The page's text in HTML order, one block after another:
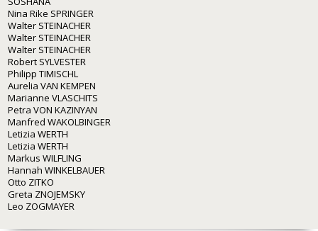
Nina Rike SPRINGER
Walter STEINACHER
Walter STEINACHER
Walter STEINACHER
Robert SYLVESTER
Philipp TIMISCHL
Aurelia VAN KEMPEN
Marianne VLASCHITS
Petra VON KAZINYAN
Manfred WAKOLBINGER
Letizia WERTH
Letizia WERTH
Markus WILFLING
Hannah WINKELBAUER
Otto ZITKO
Greta ZNOJEMSKY
Leo ZOGMAYER